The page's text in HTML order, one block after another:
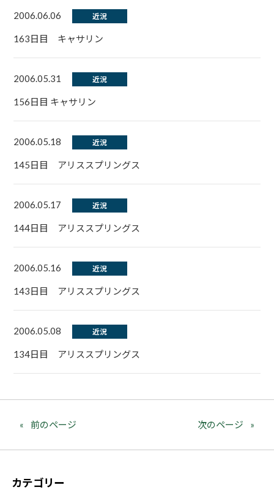
2006.06.06 近況
163日目 キャサリン
2006.05.31 近況
156日目 キャサリン
2006.05.18 近況
145日目 アリススプリングス
2006.05.17 近況
144日目 アリススプリングス
2006.05.16 近況
143日目 アリススプリングス
2006.05.08 近況
134日目 アリススプリングス
前のページ 次のページ
カテゴリー